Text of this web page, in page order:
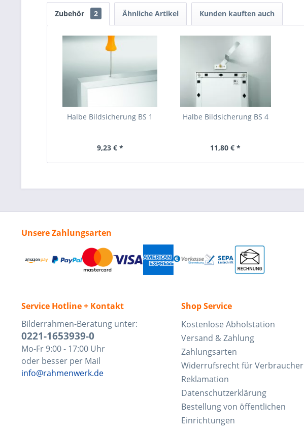
Zubehör 2 Ähnliche Artikel Kunden kauften auch
Halbe Bildsicherung BS 1
9,23 € *
Halbe Bildsicherung BS 4
11,80 € *
Unsere Zahlungsarten
Service Hotline + Kontakt
Bilderrahmen-Beratung unter:
0221-1653939-0
Mo-Fr 9:00 - 17:00 Uhr
oder besser per Mail
info@rahmenwerk.de
Shop Service
Kostenlose Abholstation
Versand & Zahlung
Zahlungsarten
Widerrufsrecht für Verbraucher
Reklamation
Datenschutzerklärung
Bestellung von öffentlichen
Einrichtungen